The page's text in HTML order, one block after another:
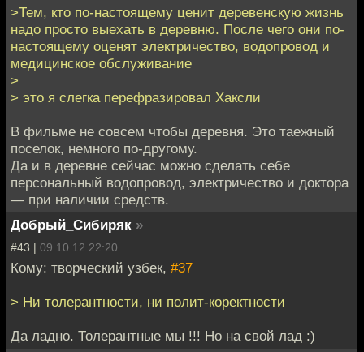
>Тем, кто по-настоящему ценит деревенскую жизнь
надо просто выехать в деревню. После чего они по-
настоящему оценят электричество, водопровод и
медицинское обслуживание
>
> это я слегка перефразировал Хаксли
В фильме не совсем чтобы деревня. Это таежный
поселок, немного по-другому.
Да и в деревне сейчас можно сделать себе
персональный водопровод, электричество и доктора
— при наличии средств.
Добрый_Сибиряк »
#43 | 09.10.12 22:20
Кому: творческий узбек, #37
> Ни толерантности, ни полит-коректности
Да ладно. Толерантные мы !!! Но на свой лад :)